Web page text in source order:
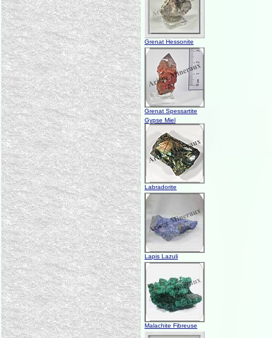
Grenat Hessonite
Grenat Spessartite
Gypse Miel
Labradorite
Lapis Lazuli
Malachite Fibreuse